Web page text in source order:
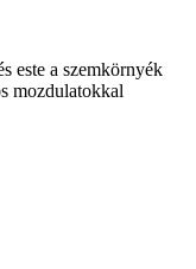
este a szemkörnyék
mozdulatokkal